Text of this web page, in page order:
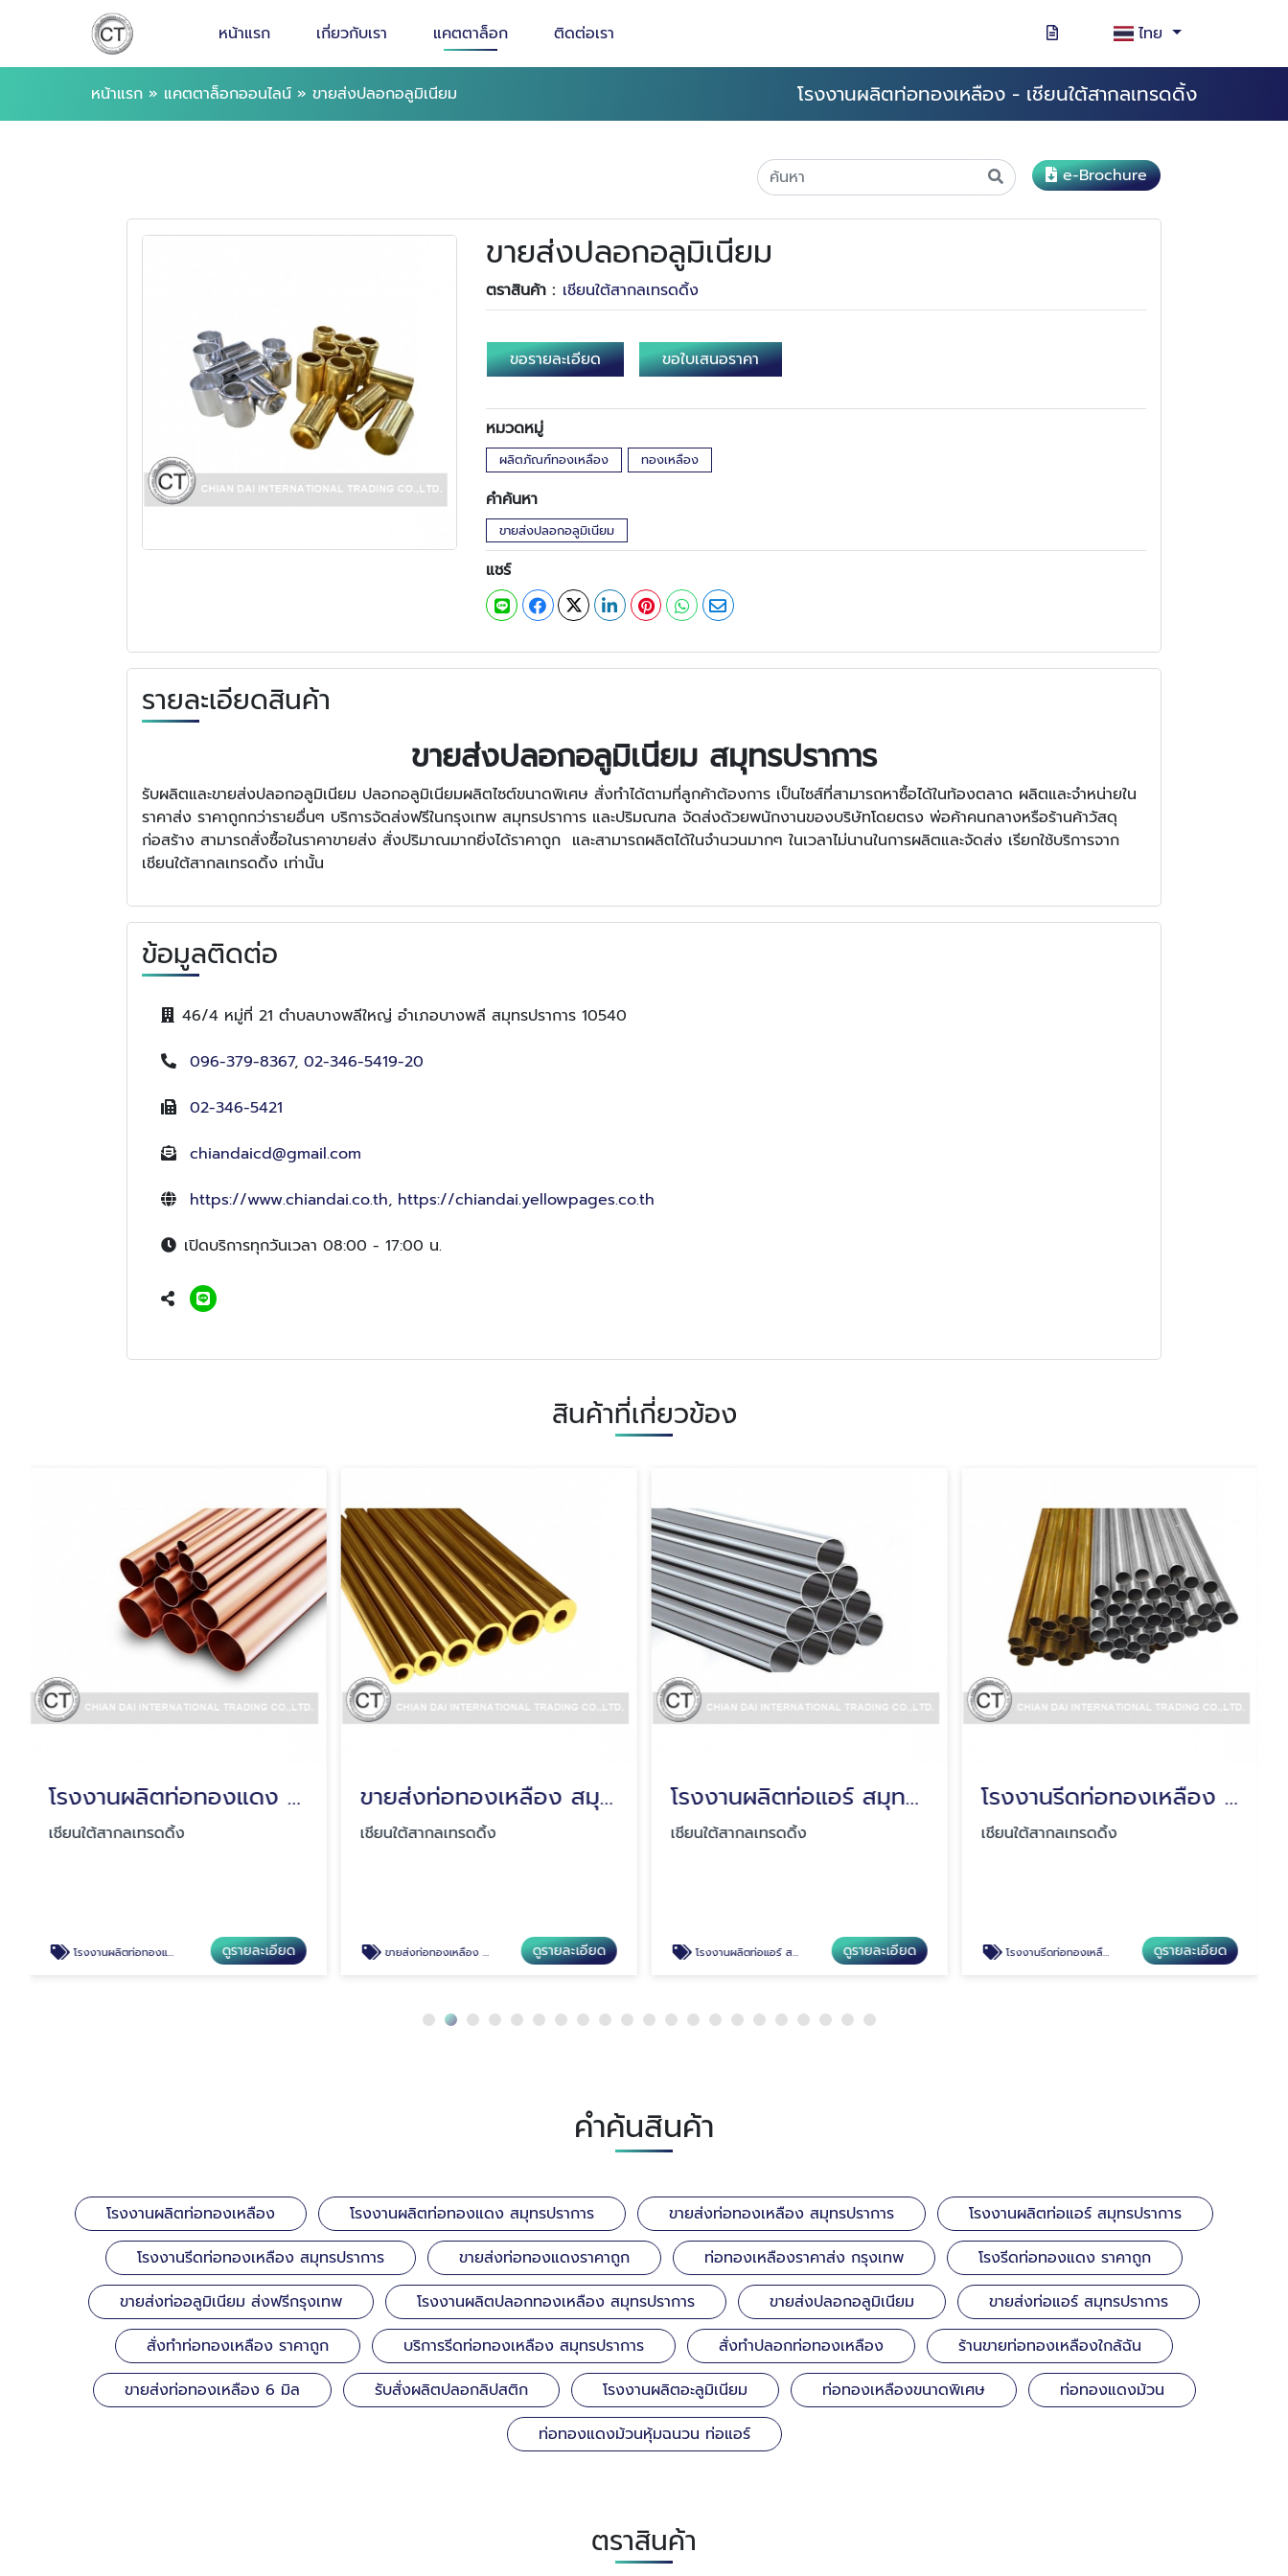
หน้าแรก เกี่ยวกับเรา แคตตาล็อก ติดต่อเรา ไทย
หน้าแรก » แคตตาล็อกออนไลน์ » ขายส่งปลอกอลูมิเนียม โรงงานผลิตท่อทองเหลือง - เชียนใต้สากลเทรดดิ้ง
e-Brochure
ขายส่งปลอกอลูมิเนียม
ตราสินค้า : เชียนใต้สากลเทรดดิ้ง
ขอรายละเอียด ขอใบเสนอราคา
หมวดหมู่
ผลิตภัณฑ์ทองเหลือง ทองเหลือง
คำค้นหา
ขายส่งปลอกอลูมิเนียม
แชร์
รายละเอียดสินค้า
ขายส่งปลอกอลูมิเนียม สมุทรปราการ
รับผลิตและขายส่งปลอกอลูมิเนียม ปลอกอลูมิเนียมผลิตไซต์ขนาดพิเศษ สั่งทำได้ตามที่ลูกค้าต้องการ เป็นไซส์ที่สามารถหาซื้อได้ในท้องตลาด ผลิตและจำหน่ายใน
ราคาส่ง ราคาถูกกว่ารายอื่นๆ บริการจัดส่งฟรีในกรุงเทพ สมุทรปราการ และปริมณฑล จัดส่งด้วยพนักงานของบริษัทโดยตรง พ่อค้าคนกลางหรือร้านค้าวัสดุ
ก่อสร้าง สามารถสั่งซื้อในราคาขายส่ง สั่งปริมาณมากยิ่งได้ราคาถูก และสามารถผลิตได้ในจำนวนมากๆ ในเวลาไม่นานในการผลิตและจัดส่ง เรียกใช้บริการจาก
เชียนใต้สากลเทรดดิ้ง เท่านั้น
ข้อมูลติดต่อ
46/4 หมู่ที่ 21 ตำบลบางพลีใหญ่ อำเภอบางพลี สมุทรปราการ 10540
096-379-8367, 02-346-5419-20
02-346-5421
chiandaicd@gmail.com
https://www.chiandai.co.th, https://chiandai.yellowpages.co.th
เปิดบริการทุกวันเวลา 08:00 - 17:00 น.
สินค้าที่เกี่ยวข้อง
โรงงานผลิตท่อทองแดง สมุทรปราการ
เชียนใต้สากลเทรดดิ้ง
โรงงานผลิตท่อทองแดง สมุทรปราการ ดูรายละเอียด
ขายส่งท่อทองเหลือง สมุทรปราการ
เชียนใต้สากลเทรดดิ้ง
ขายส่งท่อทองเหลือง สมุทรปราการ ดูรายละเอียด
โรงงานผลิตท่อแอร์ สมุทรปราการ
เชียนใต้สากลเทรดดิ้ง
โรงงานผลิตท่อแอร์ สมุทรปราการ ดูรายละเอียด
โรงงานรีดท่อทองเหลือง สมุทรปราการ
เชียนใต้สากลเทรดดิ้ง
โรงงานรีดท่อทองเหลือง สมุทรปราการ ดูรายละเอียด
คำค้นสินค้า
โรงงานผลิตท่อทองเหลือง โรงงานผลิตท่อทองแดง สมุทรปราการ ขายส่งท่อทองเหลือง สมุทรปราการ
โรงงานผลิตท่อแอร์ สมุทรปราการ
โรงงานรีดท่อทองเหลือง สมุทรปราการ
ขายส่งท่อทองแดงราคาถูก ท่อทองเหลืองราคาส่ง กรุงเทพ
โรงรีดท่อทองแดง ราคาถูก
ขายส่งท่ออลูมิเนียม ส่งฟรีกรุงเทพ
โรงงานผลิตปลอกทองเหลือง สมุทรปราการ ขายส่งปลอกอลูมิเนียม
ขายส่งท่อแอร์ สมุทรปราการ
สั่งทำท่อทองเหลือง ราคาถูก
บริการรีดท่อทองเหลือง สมุทรปราการ สั่งทำปลอกท่อทองเหลือง
ร้านขายท่อทองเหลืองใกล้ฉัน
ขายส่งท่อทองเหลือง 6 มิล
รับสั่งผลิตปลอกลิปสติก โรงงานผลิตอะลูมิเนียม ท่อทองเหลืองขนาดพิเศษ
ท่อทองแดงม้วน
ท่อทองแดงม้วนหุ้มฉนวน ท่อแอร์
ตราสินค้า